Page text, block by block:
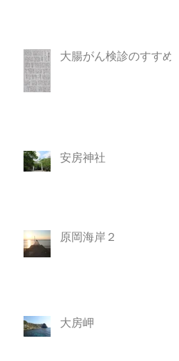
大腸がん検診のすすめ
安房神社
原岡海岸２
大房岬